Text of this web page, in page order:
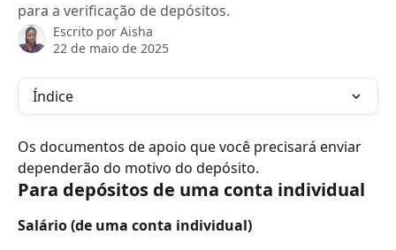
para a verificação de depósitos.
Escrito por Aisha
22 de maio de 2025
Índice
Os documentos de apoio que você precisará enviar
dependerão do motivo do depósito.
Para depósitos de uma conta individual
Salário (de uma conta individual)